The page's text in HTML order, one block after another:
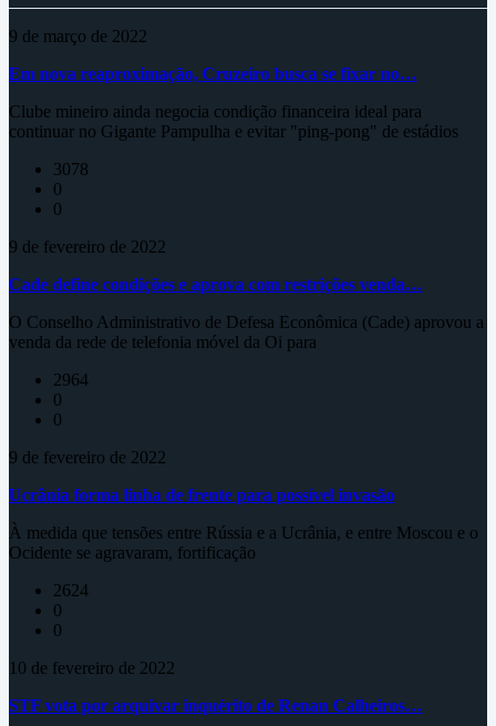
9 de março de 2022
Em nova reaproximação, Cruzeiro busca se fixar no…
Clube mineiro ainda negocia condição financeira ideal para
continuar no Gigante Pampulha e evitar "ping-pong" de estádios
3078
0
0
9 de fevereiro de 2022
Cade define condições e aprova com restrições venda…
O Conselho Administrativo de Defesa Econômica (Cade) aprovou a
venda da rede de telefonia móvel da Oi para
2964
0
0
9 de fevereiro de 2022
Ucrânia forma linha de frente para possível invasão
À medida que tensões entre Rússia e a Ucrânia, e entre Moscou e o
Ocidente se agravaram, fortificação
2624
0
0
10 de fevereiro de 2022
STF vota por arquivar inquérito de Renan Calheiros…